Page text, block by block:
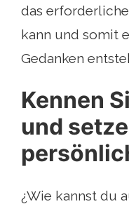
das
kann und somit
Gedanken
Kennen
und
¿Wie kannst du